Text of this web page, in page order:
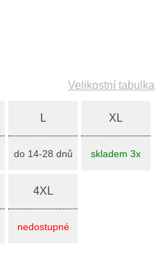
Velikostní tabulka
L
do 14-28 dnů
XL
skladem 3x
4XL
nedostupné